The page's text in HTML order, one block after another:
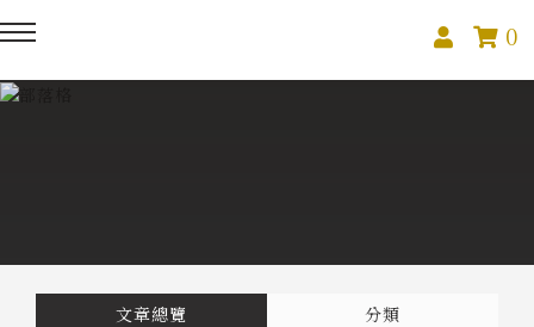
0
預約服務
影像紀錄文章總覽 分類